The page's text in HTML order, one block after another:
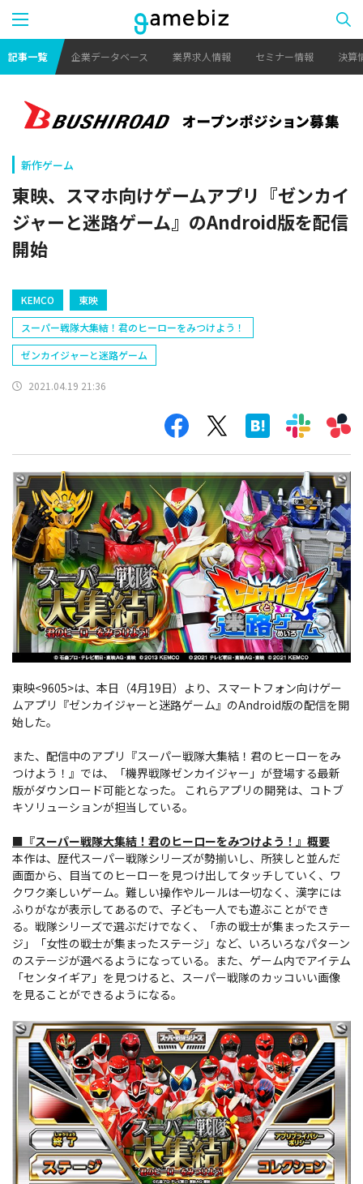
記事一覧 企業データベース 業界求人情報 セミナー情報 決算
新作ゲーム
東映、スマホ向けゲームアプリ『ゼンカイ
ジャーと迷路ゲーム』のAndroid版を配信
開始
KEMCO
東映
スーパー戦隊大集結！君のヒーローをみつけよう！
ゼンカイジャーと迷路ゲーム
2021.04.19 21:36
東映<9605>は、本日（4月19日）より、スマートフォン向けゲー
ムアプリ『ゼンカイジャーと迷路ゲーム』のAndroid版の配信を開
始した。
また、配信中のアプリ『スーパー戦隊大集結！君のヒーローをみ
つけよう！』では、「機界戦隊ゼンカイジャー」が登場する最新
版がダウンロード可能となった。 これらアプリの開発は、コトブ
キソリューションが担当している。
■『スーパー戦隊大集結！君のヒーローをみつけよう！』概要
本作は、歴代スーパー戦隊シリーズが勢揃いし、所狭しと並んだ
画面から、目当てのヒーローを見つけ出してタッチしていく、ワ
クワク楽しいゲーム。難しい操作やルールは一切なく、漢字には
ふりがなが表示してあるので、子ども一人でも遊ぶことができ
る。戦隊シリーズで選ぶだけでなく、「赤の戦士が集まったステー
ジ」「女性の戦士が集まったステージ」など、いろいろなパターン
のステージが選べるようになっている。また、ゲーム内でアイテム
「センタイギア」を見つけると、スーパー戦隊のカッコいい画像
を見ることができるようになる。